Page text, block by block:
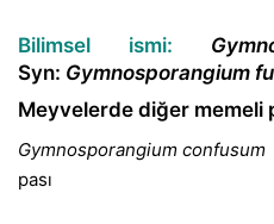
Bilimsel ismi:
Syn: Gymnosporangium
Meyvelerde diğer memeli
Gymnosporangium confusum
pası